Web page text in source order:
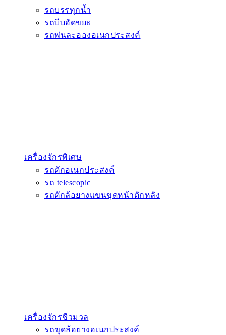
รถบรรทุกน้ำ
รถบีบอัดขยะ
รถพ่นละอองอเนกประสงค์
เครื่องจักรพิเศษ
รถตักอเนกประสงค์
รถ telescopic
รถตักล้อยางแขนขุดหน้าตักหลัง
เครื่องจักรชีวมวล
รถขุดล้อยางอเนกประสงค์